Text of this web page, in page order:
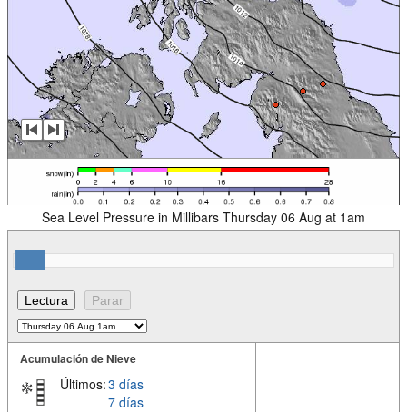
Sea Level Pressure in Millibars Thursday 06 Aug at 1am
Acumulación de Nieve
Últimos:3 días
7 días